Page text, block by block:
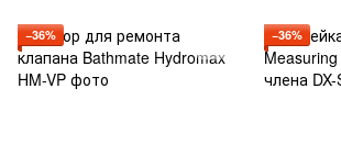
−36% −36%